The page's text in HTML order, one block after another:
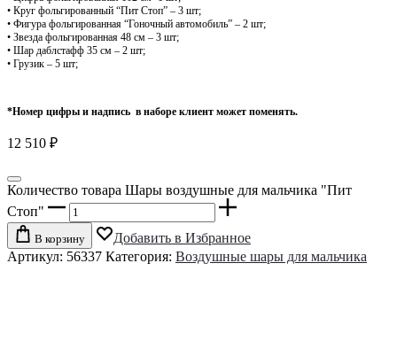
• Круг фольгированный “Пит Стоп” – 3 шт;
• Фигура фольгированная “Гоночный автомобиль” – 2 шт;
• Звезда фольгированная 48 см – 3 шт;
• Шар даблстафф 35 см – 2 шт;
• Грузик – 5 шт;
*Номер цифры и надпись в наборе клиент может поменять.
12 510 ₽
Количество товара Шары воздушные для мальчика "Пит
Стоп"
В корзину
Добавить в Избранное
Артикул: 56337 Категория: Воздушные шары для мальчика